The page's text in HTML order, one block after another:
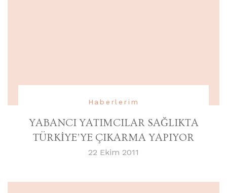
Haberlerim
YABANCI YATIMCILAR SAĞLIKTA
TÜRKİYE’YE ÇIKARMA YAPIYOR
22 Ekim 2011